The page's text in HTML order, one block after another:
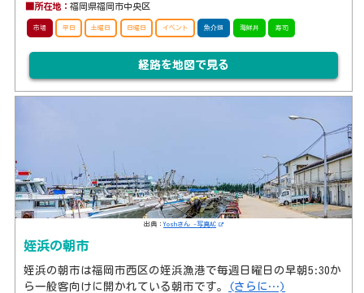
■所在地：福岡県福岡市中央区
市場 平日 土曜日 日曜日 イベント 魚介類 海鮮丼 寿司
経路を地図で見る
出典：Yoshさん -写真AC
姪浜の朝市
姪浜の朝市は福岡市西区の姪浜漁港で毎週日曜日の早朝5:30か
ら一般客向けに開かれている朝市です。
(さらに…)